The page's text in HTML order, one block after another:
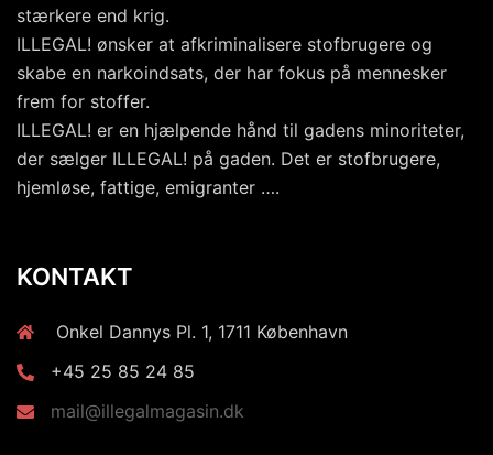
stærkere end krig.
ILLEGAL! ønsker at afkriminalisere stofbrugere og
skabe en narkoindsats, der har fokus på mennesker
frem for stoffer.
ILLEGAL! er en hjælpende hånd til gadens minoriteter,
der sælger ILLEGAL! på gaden. Det er stofbrugere,
hjemløse, fattige, emigranter ….
KONTAKT
Onkel Dannys Pl. 1, 1711 København
+45 25 85 24 85
mail@illegalmagasin.dk